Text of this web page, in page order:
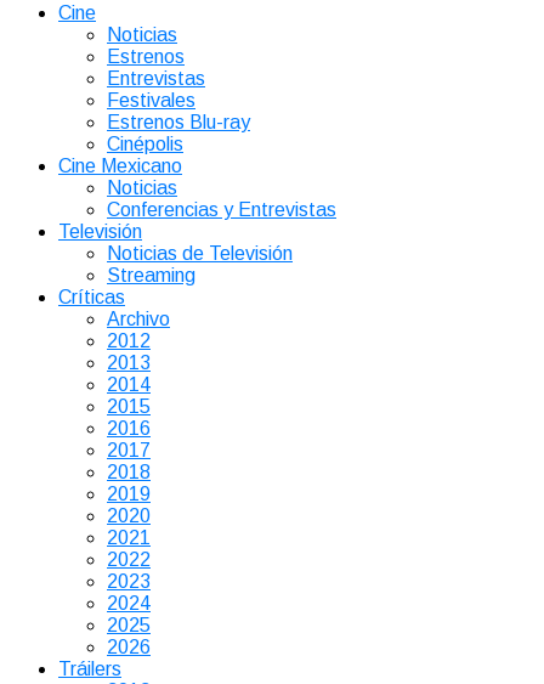
Cine
Noticias
Estrenos
Entrevistas
Festivales
Estrenos Blu-ray
Cinépolis
Cine Mexicano
Noticias
Conferencias y Entrevistas
Televisión
Noticias de Televisión
Streaming
Críticas
Archivo
2012
2013
2014
2015
2016
2017
2018
2019
2020
2021
2022
2023
2024
2025
2026
Tráilers